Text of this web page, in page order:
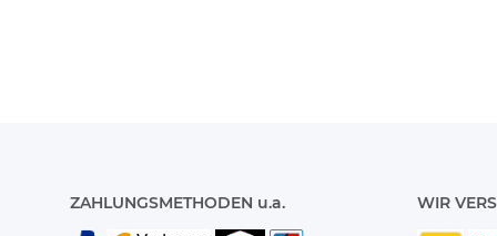
ZAHLUNGSMETHODEN u.a. WIR